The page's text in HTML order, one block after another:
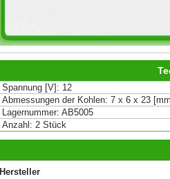
Spannung [V]: 12
Abmessungen der Kohlen: 7 x 6 x 23
Lagernummer: AB5005
Anzahl: 2 Stück
Hersteller